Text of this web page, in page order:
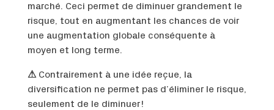
marché. Ceci permet de diminuer grandement le
risque, tout en augmentant les chances de voir
une augmentation globale conséquente à
moyen et long terme.
⚠ Contrairement à une idée reçue, la
diversification ne permet pas d’éliminer le risque,
seulement de le diminuer !